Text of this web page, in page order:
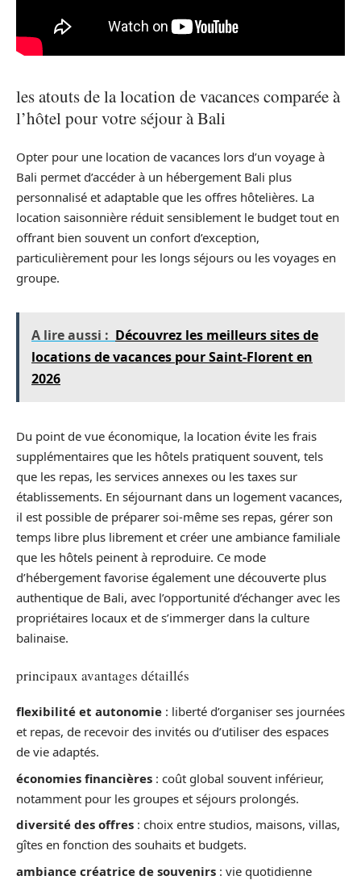
les atouts de la location de vacances comparée à
l’hôtel pour votre séjour à Bali
Opter pour une location de vacances lors d’un voyage à
Bali permet d’accéder à un hébergement Bali plus
personnalisé et adaptable que les offres hôtelières. La
location saisonnière réduit sensiblement le budget tout en
offrant bien souvent un confort d’exception,
particulièrement pour les longs séjours ou les voyages en
groupe.
A lire aussi : Découvrez les meilleurs sites de
locations de vacances pour Saint-Florent en
2026
Du point de vue économique, la location évite les frais
supplémentaires que les hôtels pratiquent souvent, tels
que les repas, les services annexes ou les taxes sur
établissements. En séjournant dans un logement vacances,
il est possible de préparer soi-même ses repas, gérer son
temps libre plus librement et créer une ambiance familiale
que les hôtels peinent à reproduire. Ce mode
d’hébergement favorise également une découverte plus
authentique de Bali, avec l’opportunité d’échanger avec les
propriétaires locaux et de s’immerger dans la culture
balinaise.
principaux avantages détaillés
flexibilité et autonomie : liberté d’organiser ses journées
et repas, de recevoir des invités ou d’utiliser des espaces
de vie adaptés.
économies financières : coût global souvent inférieur,
notamment pour les groupes et séjours prolongés.
diversité des offres : choix entre studios, maisons, villas,
gîtes en fonction des souhaits et budgets.
ambiance créatrice de souvenirs : vie quotidienne